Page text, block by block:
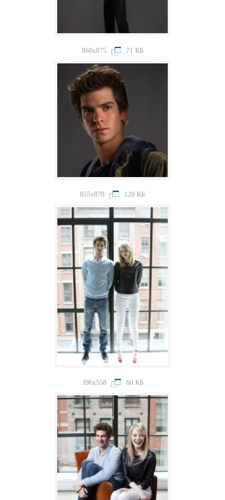
868x875 71 КБ
855x878 120 КБ
396x558 60 КБ